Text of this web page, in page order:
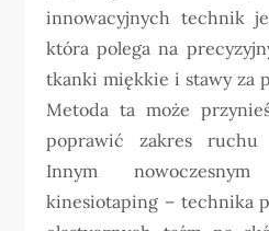
innowacyjnych technik
która polega na
tkanki miękkie i stawy za
Metoda ta może
poprawić zakres
Innym
kinesiotaping – technika